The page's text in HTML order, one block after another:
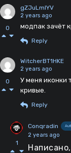
0
gZJuLmlYV
2 years ago
модпак зачёт
Reply
0
WitcherBT1HKE
2 years ago
У меня иконки
кривые.
Reply
1
Conqradin
2 years ago